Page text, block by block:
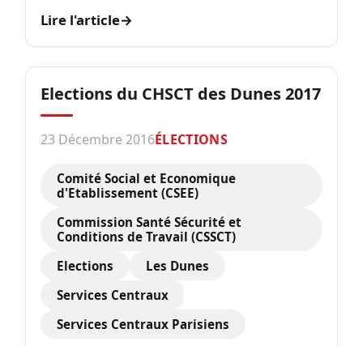
Lire l'article→
Elections du CHSCT des Dunes 2017
23 Décembre 2016ÉLECTIONS
Comité Social et Economique
d'Etablissement (CSEE)
Commission Santé Sécurité et
Conditions de Travail (CSSCT)
Elections
Les Dunes
Services Centraux
Services Centraux Parisiens